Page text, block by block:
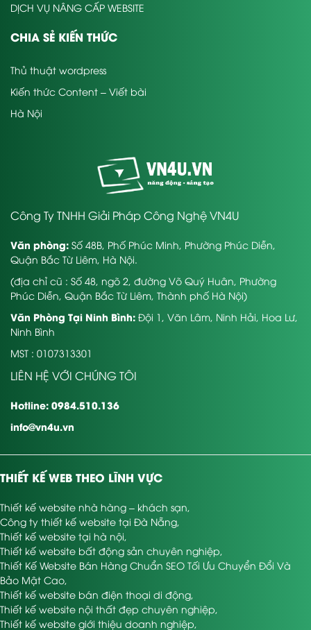
DỊCH VỤ NÂNG CẤP WEBSITE
CHIA SẺ KIẾN THỨC
Thủ thuật wordpress
Kiến thức Content – Viết bài
Hà Nội
Công Ty TNHH Giải Pháp Công Nghệ VN4U
Văn phòng: Số 48B, Phố Phúc Minh, Phường Phúc Diễn,
Quận Bắc Từ Liêm, Hà Nội.
(địa chỉ cũ : Số 48, ngõ 2, đường Võ Quý Huân, Phường
Phúc Diễn, Quận Bắc Từ Liêm, Thành phố Hà Nội)
Văn Phòng Tại Ninh Bình: Đội 1, Văn Lâm, Ninh Hải, Hoa Lư,
Ninh Bình
MST : 0107313301
LIÊN HỆ VỚI CHÚNG TÔI
Hotline: 0984.510.136
info@vn4u.vn
THIẾT KẾ WEB THEO LĨNH VỰC
Thiết kế website nhà hàng – khách sạn,
Công ty thiết kế website tại Đà Nẵng,
Thiết kế website tại hà nội,
Thiết kế website bất động sản chuyên nghiệp,
Thiết Kế Website Bán Hàng Chuẩn SEO Tối Ưu Chuyển Đổi Và
Bảo Mật Cao,
Thiết kế website bán điện thoại di động,
Thiết kế website nội thất đẹp chuyên nghiệp,
Thiết kế website giới thiệu doanh nghiệp,